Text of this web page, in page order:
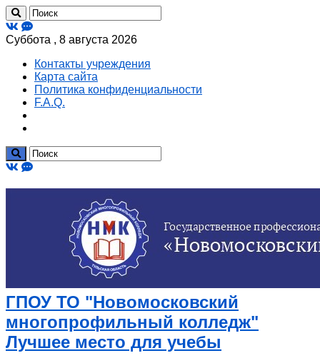
Суббота , 8 августа 2026
Контакты учреждения
Карта сайта
Политика конфиденциальности
F.A.Q.
ГПОУ ТО "Новомосковский
многопрофильный колледж"
Лучшее место для учебы